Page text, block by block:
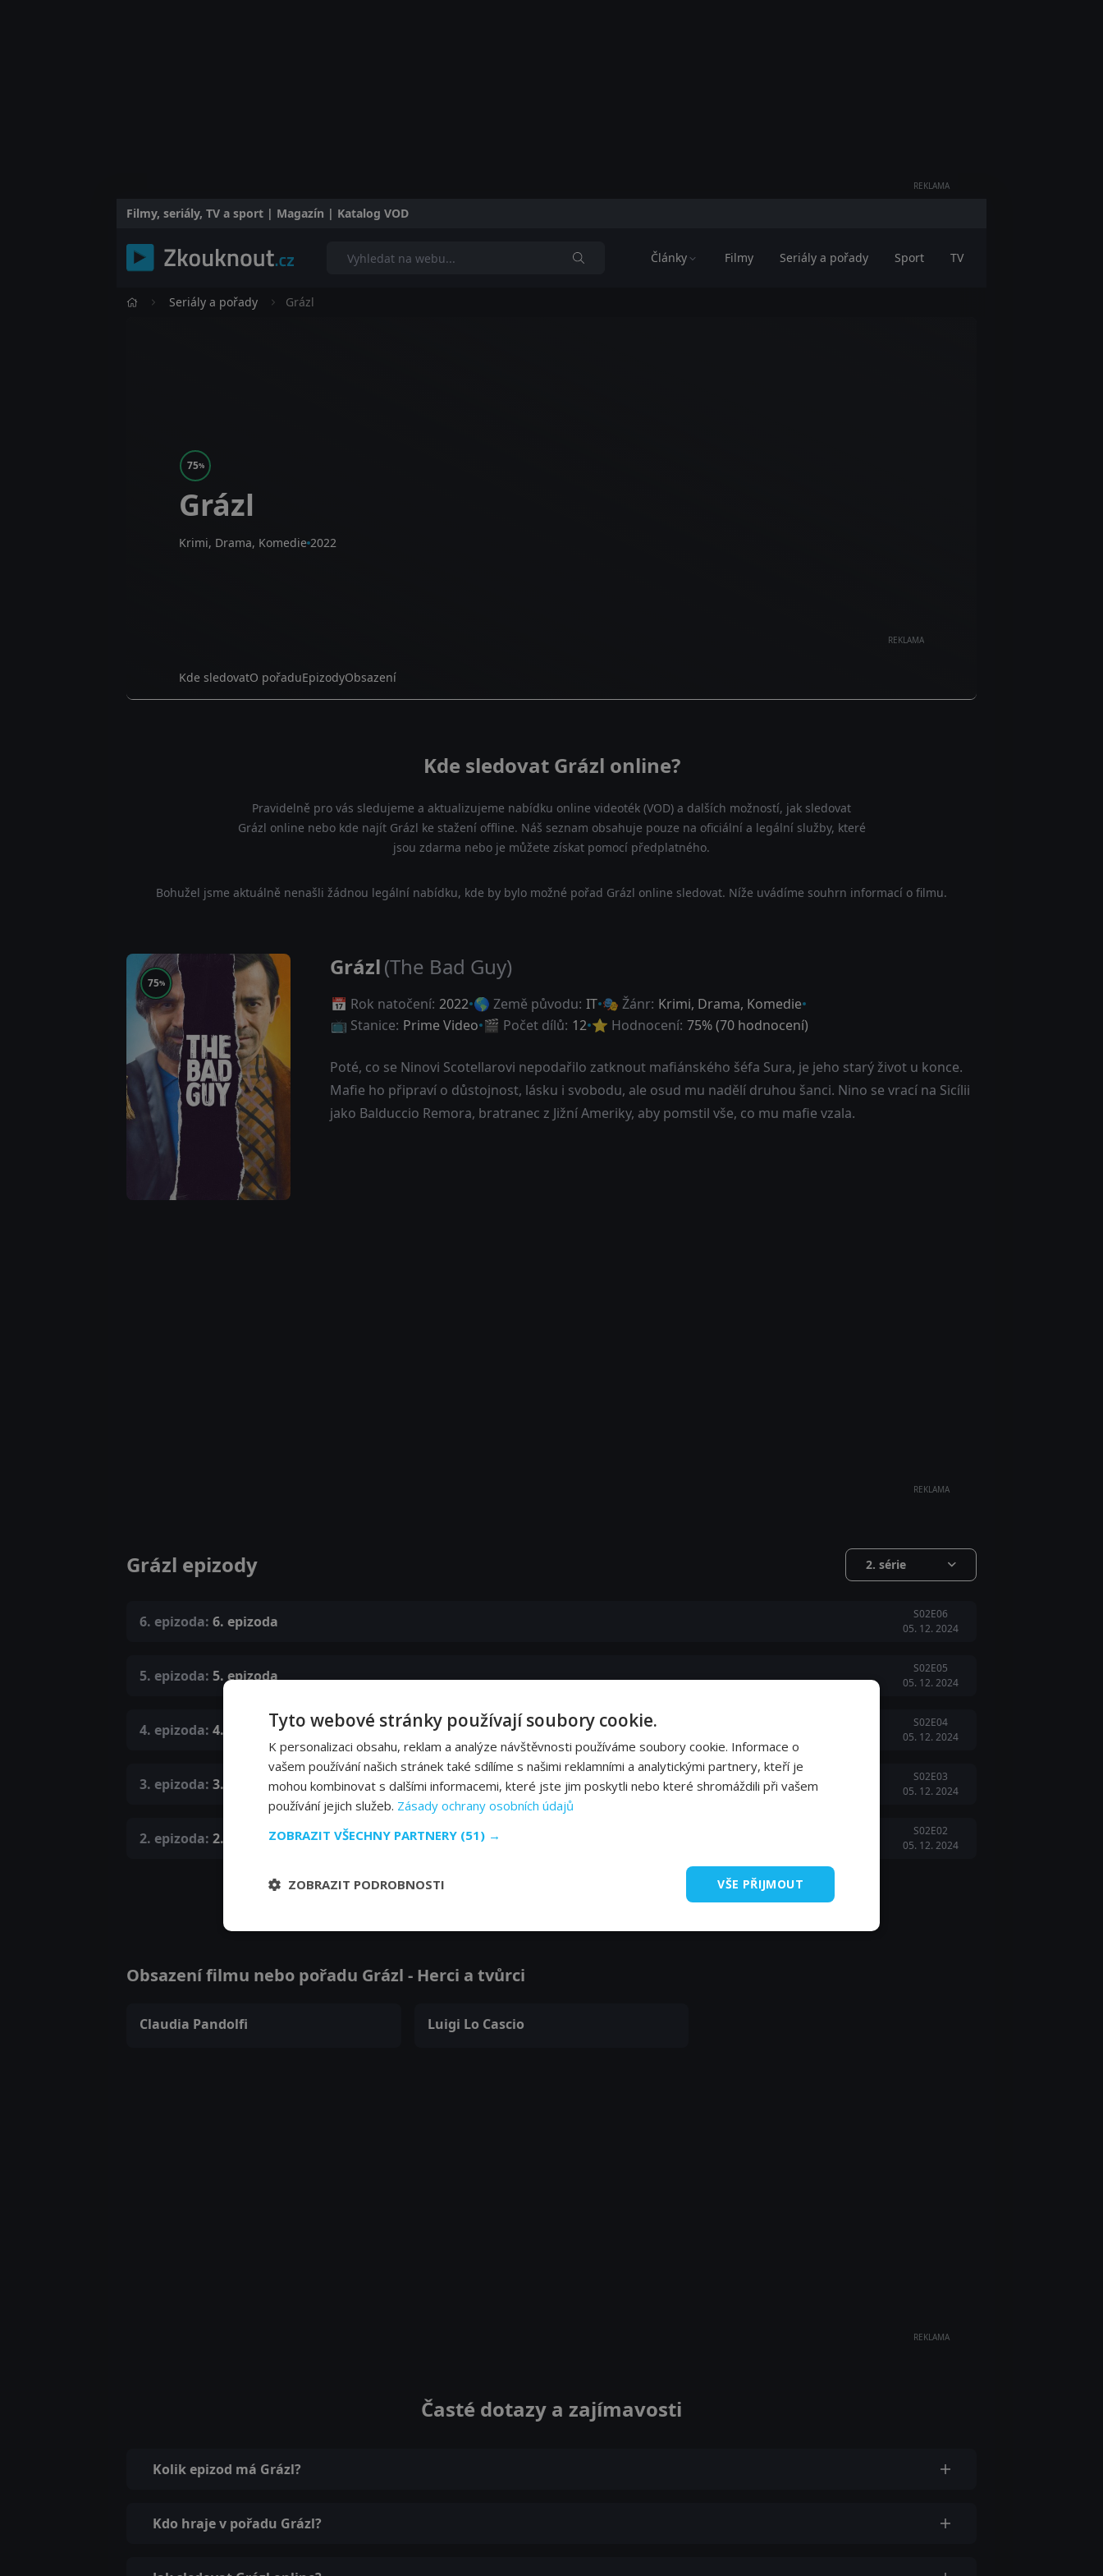
REKLAMA
Filmy, seriály, TV a sport | Magazín | Katalog VOD
Články Filmy Seriály a pořady Sport TV
Seriály a pořady Grázl
REKLAMA
75%
Grázl
Krimi, Drama, Komedie 2022
Kde sledovatO pořaduEpizodyObsazení
Kde sledovat Grázl online?
Pravidelně pro vás sledujeme a aktualizujeme nabídku online videoték (VOD) a dalších možností, jak sledovat
Grázl online nebo kde najít Grázl ke stažení offline. Náš seznam obsahuje pouze na oficiální a legální služby, které
jsou zdarma nebo je můžete získat pomocí předplatného.
Bohužel jsme aktuálně nenašli žádnou legální nabídku, kde by bylo možné pořad Grázl online sledovat. Níže uvádíme souhrn informací o filmu.
75%
Grázl(The Bad Guy)
📅 Rok natočení: 2022 🌎 Země původu: IT 🎭 Žánr: Krimi, Drama, Komedie
📺 Stanice: Prime Video 🎬 Počet dílů: 12 ⭐ Hodnocení: 75% (70 hodnocení)
Poté, co se Ninovi Scotellarovi nepodařilo zatknout mafiánského šéfa Sura, je jeho starý život u konce.
Mafie ho připraví o důstojnost, lásku i svobodu, ale osud mu nadělí druhou šanci. Nino se vrací na Sicílii
jako Balduccio Remora, bratranec z Jižní Ameriky, aby pomstil vše, co mu mafie vzala.
REKLAMA
Grázl epizody 2. série
6. epizoda: 6. epizoda
S02E06
05. 12. 2024
5. epizoda: 5. epizoda
S02E05
05. 12. 2024
4. epizoda: 4. epizoda
S02E04
05. 12. 2024
3. epizoda: 3. epizoda
S02E03
05. 12. 2024
2. epizoda: 2. epizoda
S02E02
05. 12. 2024
Obsazení filmu nebo pořadu Grázl - Herci a tvůrci
Claudia Pandolfi Luigi Lo Cascio
REKLAMA
Časté dotazy a zajímavosti
Kolik epizod má Grázl?
Kdo hraje v pořadu Grázl?
Tyto webové stránky používají soubory cookie.
K personalizaci obsahu, reklam a analýze návštěvnosti používáme soubory cookie. Informace o
vašem používání našich stránek také sdílíme s našimi reklamními a analytickými partnery, kteří je
mohou kombinovat s dalšími informacemi, které jste jim poskytli nebo které shromáždili při vašem
používání jejich služeb. Zásady ochrany osobních údajů
ZOBRAZIT VŠECHNY PARTNERY (51) →
VŠE PŘIJMOUT
ZOBRAZIT PODROBNOSTI